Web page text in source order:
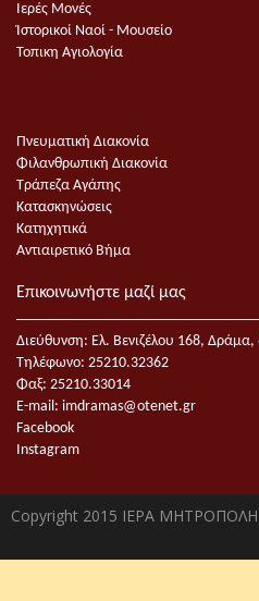
Ιερές Μονές
Ἱστορικοί Ναοί - Μουσείο
Τοπικη Αγιολογία
Πνευματική Διακονία
Φιλανθρωπική Διακονία
Τράπεζα Αγάπης
Κατασκηνώσεις
Κατηχητικά
Αντιαιρετικό Βήμα
Επικοινωνήστε μαζί μας
Διεύθυνση: Ελ. Βενιζέλου 168, Δράμα,
Τηλέφωνο: 25210.32362
Φαξ: 25210.33014
E-mail: imdramas@otenet.gr
Facebook
Instagram
Copyright 2015 ΙΕΡΑ